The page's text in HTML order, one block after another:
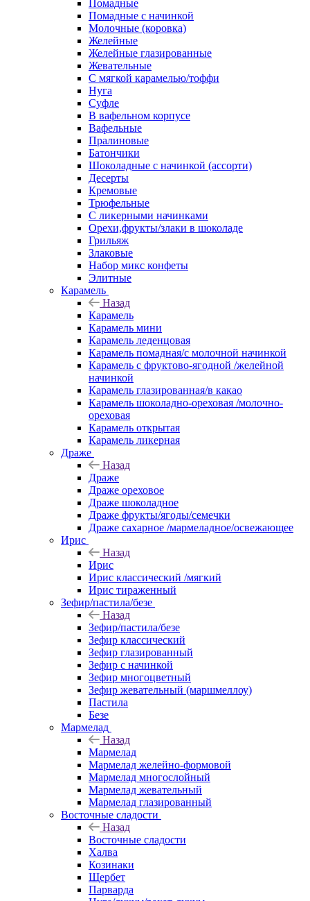
Помадные
Помадные с начинкой
Молочные (коровка)
Желейные
Желейные глазированные
Жевательные
С мягкой карамелью/тоффи
Нуга
Суфле
В вафельном корпусе
Вафельные
Пралиновые
Батончики
Шоколадные с начинкой (ассорти)
Десерты
Кремовые
Трюфельные
С ликерными начинками
Орехи,фрукты/злаки в шоколаде
Грильяж
Злаковые
Набор микс конфеты
Элитные
Карамель
Назад
Карамель
Карамель мини
Карамель леденцовая
Карамель помадная/с молочной начинкой
Карамель с фруктово-ягодной /желейной
начинкой
Карамель глазированная/в какао
Карамель шоколадно-ореховая /молочно-
ореховая
Карамель открытая
Карамель ликерная
Драже
Назад
Драже
Драже ореховое
Драже шоколадное
Драже фрукты/ягоды/семечки
Драже сахарное /мармеладное/освежающее
Ирис
Назад
Ирис
Ирис классический /мягкий
Ирис тираженный
Зефир/пастила/безе
Назад
Зефир/пастила/безе
Зефир классический
Зефир глазированный
Зефир с начинкой
Зефир многоцветный
Зефир жевательный (маршмеллоу)
Пастила
Безе
Мармелад
Назад
Мармелад
Мармелад желейно-формовой
Мармелад многослойный
Мармелад жевательный
Мармелад глазированный
Восточные сладости
Назад
Восточные сладости
Халва
Козинаки
Щербет
Парварда